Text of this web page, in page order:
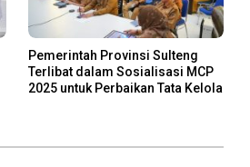
Pemerintah Provinsi Sulteng
Terlibat dalam Sosialisasi MCP
2025 untuk Perbaikan Tata Kelola